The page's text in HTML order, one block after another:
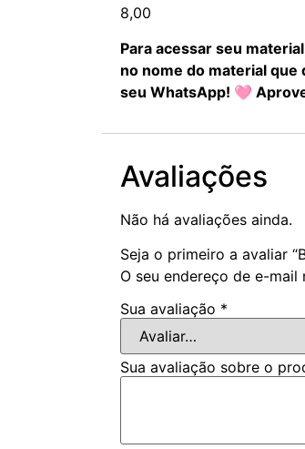
8,00
Para acessar seu
no nome do material que
seu WhatsApp! 🩷
Avaliações
Não há avaliações ainda.
Seja o primeiro a avaliar
O seu endereço de e-mail
Sua avaliação *
Sua avaliação sobre o